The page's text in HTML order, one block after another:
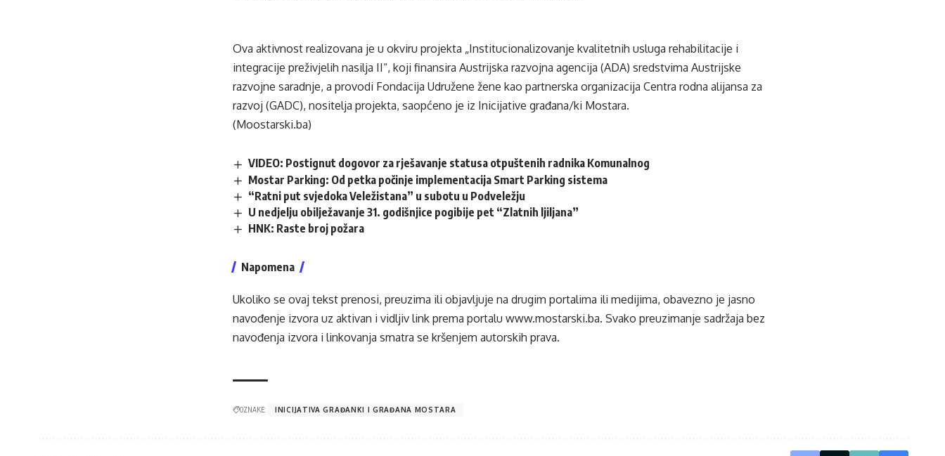
Ova aktivnost realizovana je u okviru projekta „Institucionalizovanje kvalitetnih usluga rehabilitacije i
integracije preživjelih nasilja II“, koji finansira Austrijska razvojna agencija (ADA) sredstvima Austrijske
razvojne saradnje, a provodi Fondacija Udružene žene kao partnerska organizacija Centra rodna alijansa za
razvoj (GADC), nositelja projekta, saopćeno je iz Inicijative građana/ki Mostara.
(Moostarski.ba)
VIDEO: Postignut dogovor za rješavanje statusa otpuštenih radnika Komunalnog
Mostar Parking: Od petka počinje implementacija Smart Parking sistema
“Ratni put svjedoka Veležistana” u subotu u Podveležju
U nedjelju obilježavanje 31. godišnjice pogibije pet “Zlatnih ljiljana”
HNK: Raste broj požara
Napomena
Ukoliko se ovaj tekst prenosi, preuzima ili objavljuje na drugim portalima ili medijima, obavezno je jasno
navođenje izvora uz aktivan i vidljiv link prema portalu www.mostarski.ba. Svako preuzimanje sadržaja bez
navođenja izvora i linkovanja smatra se kršenjem autorskih prava.
OZNAKE: INICIJATIVA GRAĐANKI I GRAĐANA MOSTARA